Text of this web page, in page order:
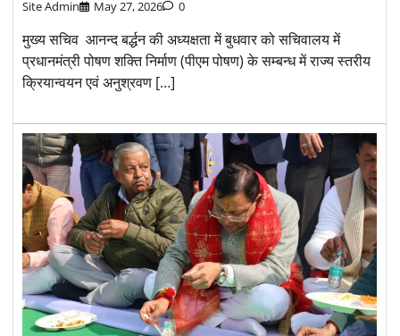
Site Admin May 27, 2026 0
मुख्य सचिव आनन्द बर्द्धन की अध्यक्षता में बुधवार को सचिवालय में
प्रधानमंत्री पोषण शक्ति निर्माण (पीएम पोषण) के सम्बन्ध में राज्य स्तरीय
क्रियान्वयन एवं अनुश्रवण […]